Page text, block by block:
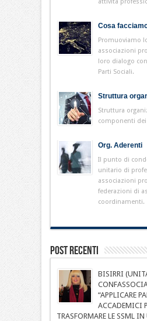
Cosa
Promuoviamo
associazioni
loro dialogo
Parti Sociali.
Struttura
Struttura
componenti dei
Org. Aderenti
Il punto di
unitario di
associazioni
federazioni di
coordinamenti.
Post Recenti
BISIRRI
“APPLICARE
ACCADEMICI
TRASFORMARE LE SSML